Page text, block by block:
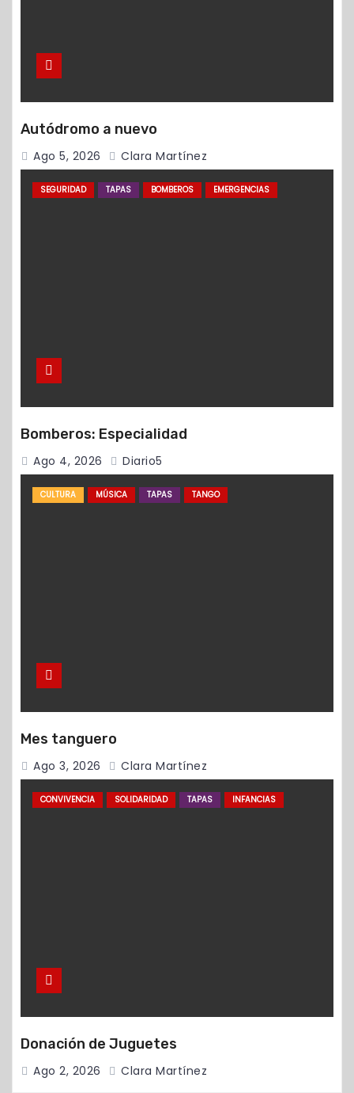
Autódromo a nuevo
Ago 5, 2026 Clara Martínez
SEGURIDAD TAPAS BOMBEROS EMERGENCIAS
Bomberos: Especialidad
Ago 4, 2026 Diario5
CULTURA MÚSICA TAPAS TANGO
Mes tanguero
Ago 3, 2026 Clara Martínez
CONVIVENCIA SOLIDARIDAD TAPAS INFANCIAS
Donación de Juguetes
Ago 2, 2026 Clara Martínez